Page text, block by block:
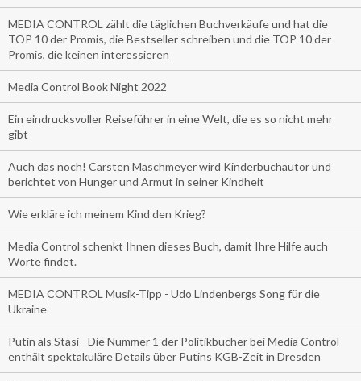
MEDIA CONTROL zählt die täglichen Buchverkäufe und hat die
TOP 10 der Promis, die Bestseller schreiben und die TOP 10 der
Promis, die keinen interessieren
Media Control Book Night 2022
Ein eindrucksvoller Reiseführer in eine Welt, die es so nicht mehr
gibt
Auch das noch! Carsten Maschmeyer wird Kinderbuchautor und
berichtet von Hunger und Armut in seiner Kindheit
Wie erkläre ich meinem Kind den Krieg?
Media Control schenkt Ihnen dieses Buch, damit Ihre Hilfe auch
Worte findet.
MEDIA CONTROL Musik-Tipp - Udo Lindenbergs Song für die
Ukraine
Putin als Stasi - Die Nummer 1 der Politikbücher bei Media Control
enthält spektakuläre Details über Putins KGB-Zeit in Dresden